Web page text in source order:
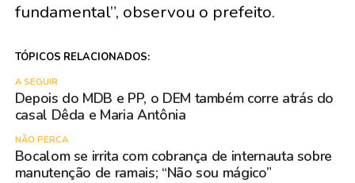
fundamental”, observou o prefeito.
TÓPICOS RELACIONADOS:
A SEGUIR
Depois do MDB e PP, o DEM também corre atrás do
casal Dêda e Maria Antônia
NÃO PERCA
Bocalom se irrita com cobrança de internauta sobre
manutenção de ramais; “Não sou mágico”